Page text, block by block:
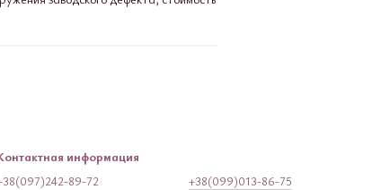
информация
89-72
+38(099)013-86-75